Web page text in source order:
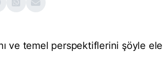
ve temel perspektiflerini şöyle ele